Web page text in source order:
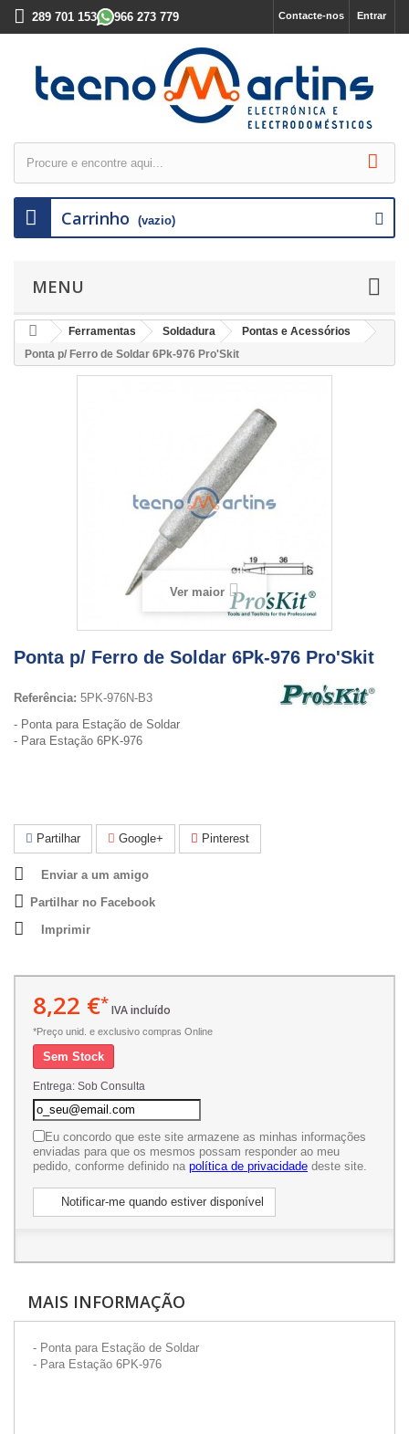
Entrar
Contacte-nos
289 701 153 966 273 779
Carrinho (vazio)
MENU
Ferramentas Soldadura
Pontas e Acessórios
Ponta p/ Ferro de Soldar 6Pk-976 Pro'Skit
Ver maior
Ponta p/ Ferro de Soldar 6Pk-976 Pro'Skit
Referência: 5PK-976N-B3
- Ponta para Estação de Soldar
- Para Estação 6PK-976
Partilhar Google+ Pinterest
Enviar a um amigo
Partilhar no Facebook
Imprimir
8,22 €*IVA incluído
*Preço unid. e exclusivo compras Online
Sem Stock
Entrega: Sob Consulta
Eu concordo que este site armazene as minhas informações
enviadas para que os mesmos possam responder ao meu
pedido, conforme definido na política de privacidade deste site.
Notificar-me quando estiver disponível
MAIS INFORMAÇÃO
- Ponta para Estação de Soldar
- Para Estação 6PK-976